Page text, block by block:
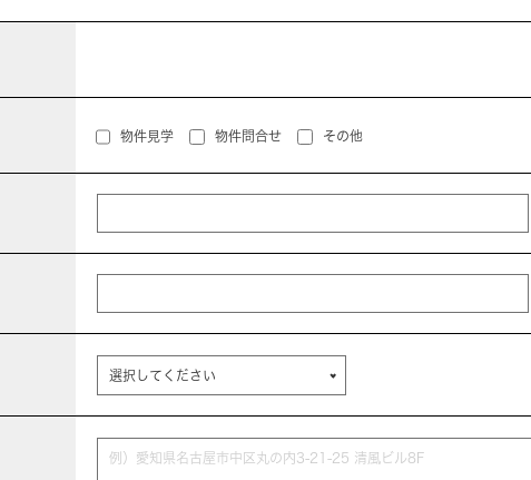
物件見学 物件問合せ その他